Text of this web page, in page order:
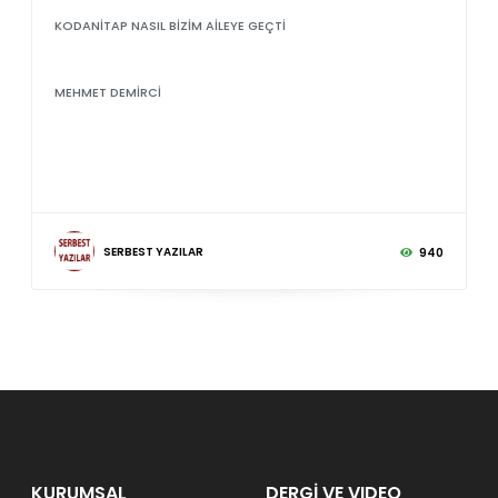
KODANİTAP NASIL BİZİM AİLEYE GEÇTİ
MEHMET DEMİRCİ
SERBEST YAZILAR 940